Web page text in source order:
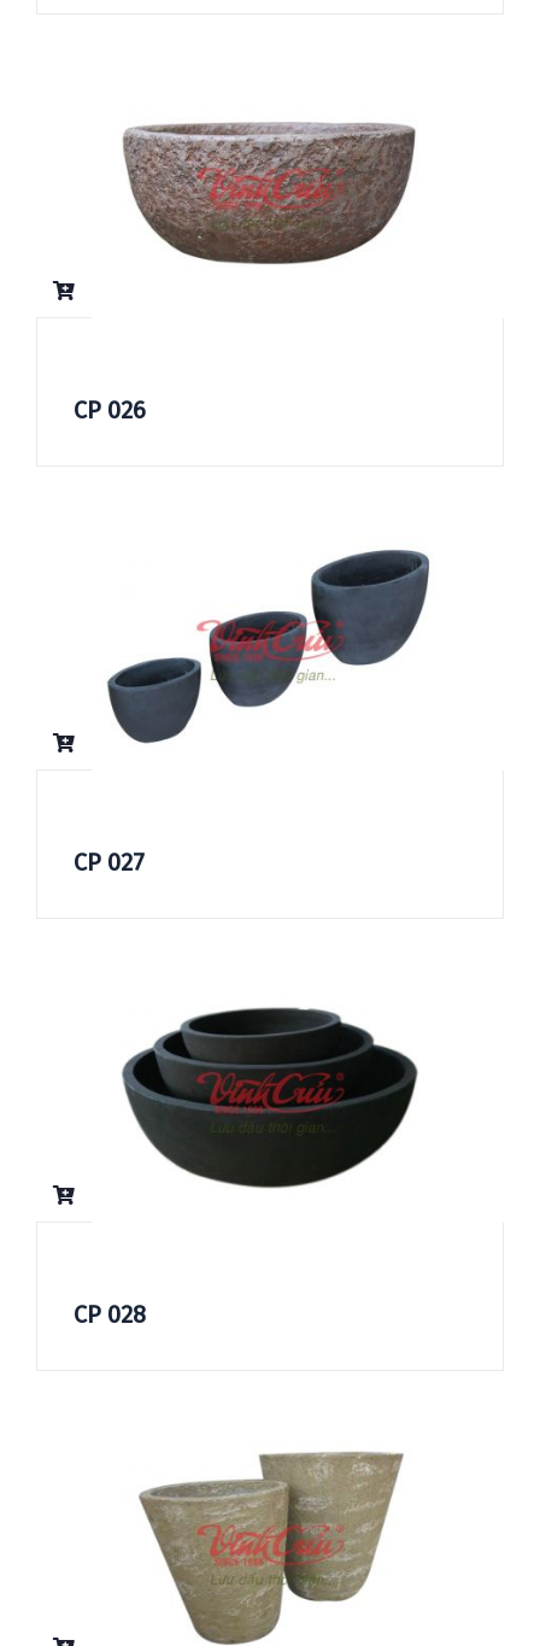
CP 026
CP 027
CP 028